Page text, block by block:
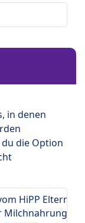
in denen
die Option